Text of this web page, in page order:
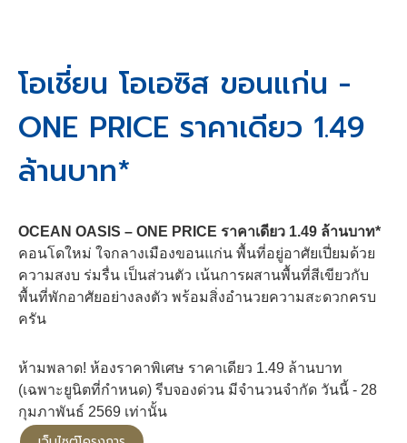
โอเชี่ยน โอเอซิส ขอนแก่น -
ONE PRICE ราคาเดียว 1.49
ล้านบาท*
OCEAN OASIS – ONE PRICE ราคาเดียว 1.49 ล้านบาท*
คอนโดใหม่ ใจกลางเมืองขอนแก่น พื้นที่อยู่อาศัยเปี่ยมด้วย
ความสงบ ร่มรื่น เป็นส่วนตัว เน้นการผสานพื้นที่สีเขียวกับ
พื้นที่พักอาศัยอย่างลงตัว พร้อมสิ่งอำนวยความสะดวกครบ
ครัน
ห้ามพลาด! ห้องราคาพิเศษ ราคาเดียว 1.49 ล้านบาท
(เฉพาะยูนิตที่กำหนด) รีบจองด่วน มีจำนวนจำกัด วันนี้ - 28
กุมภาพันธ์ 2569 เท่านั้น